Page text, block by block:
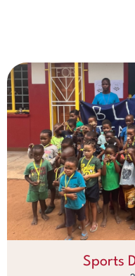
Sports